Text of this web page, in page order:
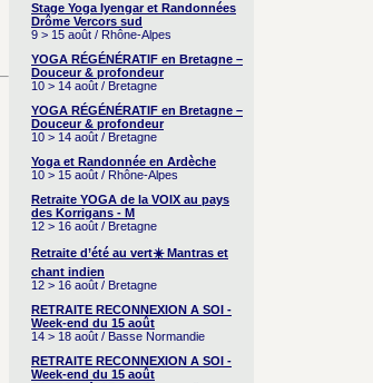
Stage Yoga Iyengar et Randonnées
Drôme Vercors sud
9 > 15 août / Rhône-Alpes
YOGA RÉGÉNÉRATIF en Bretagne –
Douceur & profondeur
10 > 14 août / Bretagne
YOGA RÉGÉNÉRATIF en Bretagne –
Douceur & profondeur
10 > 14 août / Bretagne
Yoga et Randonnée en Ardèche
10 > 15 août / Rhône-Alpes
Retraite YOGA de la VOIX au pays
des Korrigans - M
12 > 16 août / Bretagne
Retraite d’été au vert☀️ Mantras et
chant indien
12 > 16 août / Bretagne
RETRAITE RECONNEXION A SOI -
Week-end du 15 août
14 > 18 août / Basse Normandie
RETRAITE RECONNEXION A SOI -
Week-end du 15 août